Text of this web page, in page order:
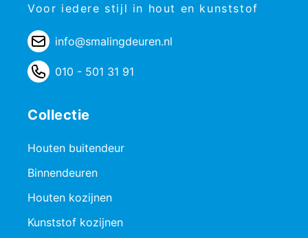
Voor iedere stijl in hout en kunststof
info@smalingdeuren.nl
010 - 501 31 91
Collectie
Houten buitendeur
Binnendeuren
Houten kozijnen
Kunststof kozijnen